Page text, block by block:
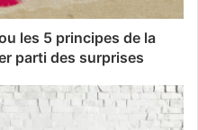
les 5 principes de la
parti des surprises